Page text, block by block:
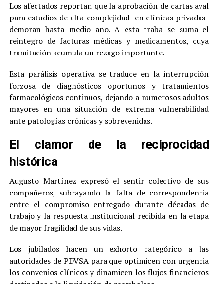
Los afectados reportan que la aprobación de cartas aval
para estudios de alta complejidad -en clínicas privadas-
demoran hasta medio año. A esta traba se suma el
reintegro de facturas médicas y medicamentos, cuya
tramitación acumula un rezago importante.
Esta parálisis operativa se traduce en la interrupción
forzosa de diagnósticos oportunos y tratamientos
farmacológicos continuos, dejando a numerosos adultos
mayores en una situación de extrema vulnerabilidad
ante patologías crónicas y sobrevenidas.
El clamor de la reciprocidad
histórica
Augusto Martínez expresó el sentir colectivo de sus
compañeros, subrayando la falta de correspondencia
entre el compromiso entregado durante décadas de
trabajo y la respuesta institucional recibida en la etapa
de mayor fragilidad de sus vidas.
Los jubilados hacen un exhorto categórico a las
autoridades de PDVSA para que optimicen con urgencia
los convenios clínicos y dinamicen los flujos financieros